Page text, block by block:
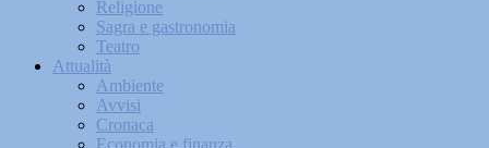
Religione
Sagra e gastronomia
Teatro
Attualità
Ambiente
Avvisi
Cronaca
Economia e finanza